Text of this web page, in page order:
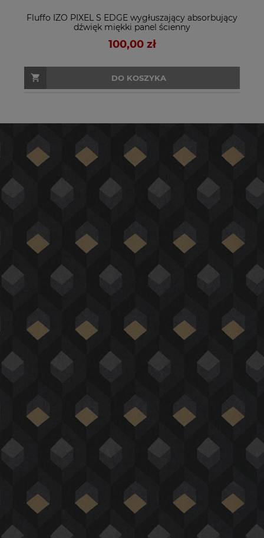
Fluffo IZO PIXEL S EDGE wygłuszający absorbujący
dźwięk miękki panel ścienny
100,00 zł
DO KOSZYKA